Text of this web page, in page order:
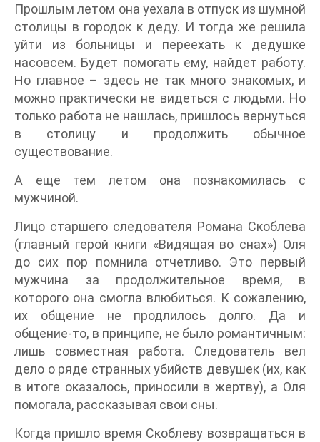
Прошлым летом она уехала в отпуск из шумной
столицы в городок к деду. И тогда же решила
уйти из больницы и переехать к дедушке
насовсем. Будет помогать ему, найдет работу.
Но главное – здесь не так много знакомых, и
можно практически не видеться с людьми. Но
только работа не нашлась, пришлось вернуться
в столицу и продолжить обычное
существование.
А еще тем летом она познакомилась с
мужчиной.
Лицо старшего следователя Романа Скоблева
(главный герой книги «Видящая во снах») Оля
до сих пор помнила отчетливо. Это первый
мужчина за продолжительное время, в
которого она смогла влюбиться. К сожалению,
их общение не продлилось долго. Да и
общение-то, в принципе, не было романтичным:
лишь совместная работа. Следователь вел
дело о ряде странных убийств девушек (их, как
в итоге оказалось, приносили в жертву), а Оля
помогала, рассказывая свои сны.
Когда пришло время Скоблеву возвращаться в